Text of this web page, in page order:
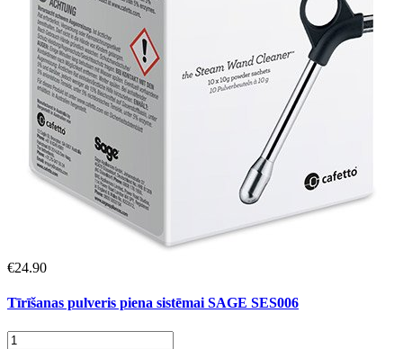
€24.90
Tīrīšanas pulveris piena sistēmai SAGE SES006